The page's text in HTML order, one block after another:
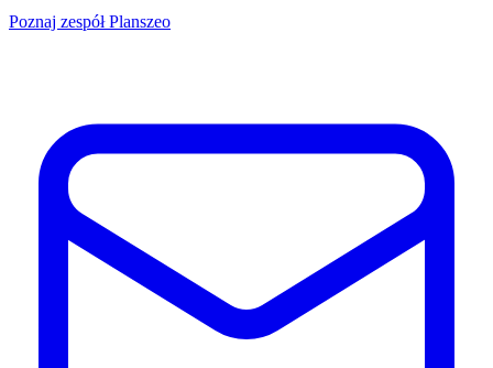
Poznaj zespół Planszeo